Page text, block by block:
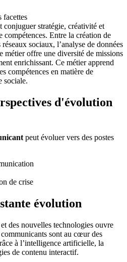
facettes
conjuguer stratégie, créativité et
compétences. Entre la création de
sociaux, l’analyse de données
métier offre une diversité de missions
enrichissant. Ce métier apprend
compétences en matière de
sociale.
d'évolution
peut évoluer vers des postes
de crise
évolution
des nouvelles technologies ouvre
sont au cœur des
à l’intelligence artificielle, la
de contenu interactif.